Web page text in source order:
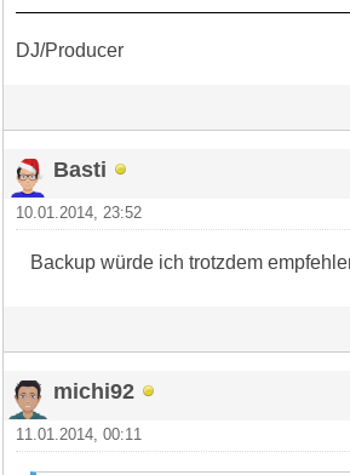
DJ/Producer
Basti
10.01.2014, 23:52
Backup würde ich trotzdem
michi92
11.01.2014, 00:11